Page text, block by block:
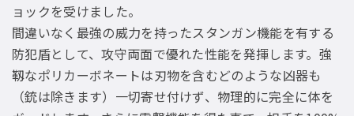
ョックを受けました。
間違いなく最強の威力を持ったスタンガン機能を有する
防犯盾として、攻守両面で優れた性能を発揮します。強
靱なポリカーボネートは刃物を含むどのような凶器も
（銃は除きます）一切寄せ付けず、物理的に完全に体を